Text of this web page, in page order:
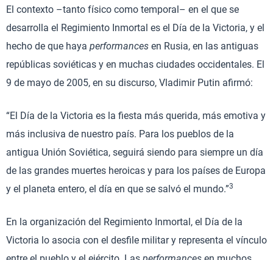
El contexto –tanto físico como temporal– en el que se
desarrolla el Regimiento Inmortal es el Día de la Victoria, y el
hecho de que haya performances en Rusia, en las antiguas
repúblicas soviéticas y en muchas ciudades occidentales. El
9 de mayo de 2005, en su discurso, Vladimir Putin afirmó:
“El Día de la Victoria es la fiesta más querida, más emotiva y
más inclusiva de nuestro país. Para los pueblos de la
antigua Unión Soviética, seguirá siendo para siempre un día
de las grandes muertes heroicas y para los países de Europa
y el planeta entero, el día en que se salvó el mundo.”3
En la organización del Regimiento Inmortal, el Día de la
Victoria lo asocia con el desfile militar y representa el vínculo